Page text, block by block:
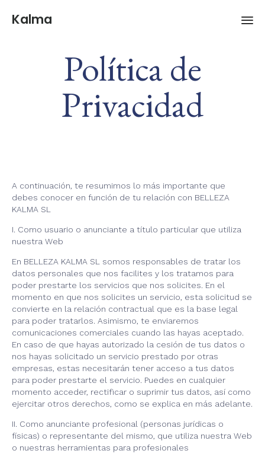
Kalma
Política de
Privacidad
A continuación, te resumimos lo más importante que
debes conocer en función de tu relación con BELLEZA
KALMA SL
I. Como usuario o anunciante a título particular que utiliza
nuestra Web
En BELLEZA KALMA SL somos responsables de tratar los
datos personales que nos facilites y los tratamos para
poder prestarte los servicios que nos solicites. En el
momento en que nos solicites un servicio, esta solicitud se
convierte en la relación contractual que es la base legal
para poder tratarlos. Asimismo, te enviaremos
comunicaciones comerciales cuando las hayas aceptado.
En caso de que hayas autorizado la cesión de tus datos o
nos hayas solicitado un servicio prestado por otras
empresas, estas necesitarán tener acceso a tus datos
para poder prestarte el servicio. Puedes en cualquier
momento acceder, rectificar o suprimir tus datos, así como
ejercitar otros derechos, como se explica en más adelante.
II. Como anunciante profesional (personas jurídicas o
físicas) o representante del mismo, que utiliza nuestra Web
o nuestras herramientas para profesionales